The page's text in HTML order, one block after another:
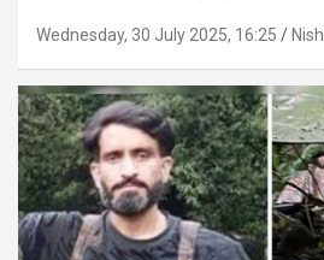
Wednesday, 30 July 2025, 16:25